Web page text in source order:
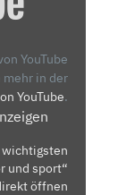
YouTube
mehr in der
YouTube.
wichtigsten
und sport“
öffnen